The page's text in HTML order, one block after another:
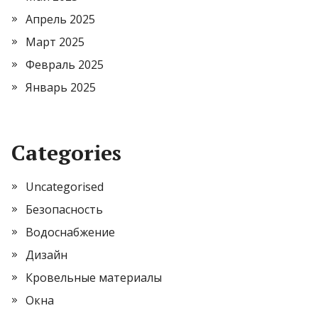
Апрель 2025
Март 2025
Февраль 2025
Январь 2025
Categories
Uncategorised
Безопасность
Водоснабжение
Дизайн
Кровельные материалы
Окна